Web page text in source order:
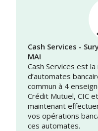
Cash Services -
MAI
Cash Services est
d’automates
commun à 4
Crédit Mutuel, CIC
maintenant
vos opérations
ces automates.